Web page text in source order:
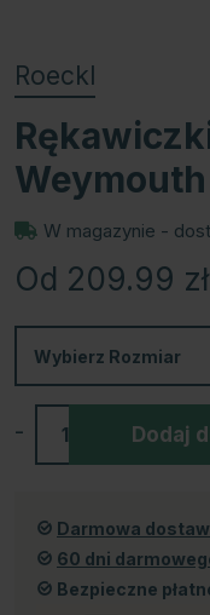
Roeckl
W magazynie -
Od 209.99 zł
Wybierz Rozmiar
- Dodaj
Darmowa
60 dni
Bezpieczne